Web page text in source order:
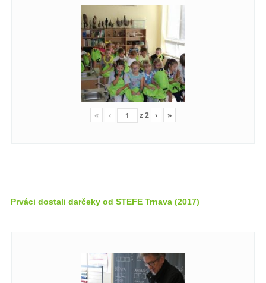
« ‹ z2 › »
Prváci dostali darčeky od STEFE Trnava (2017)